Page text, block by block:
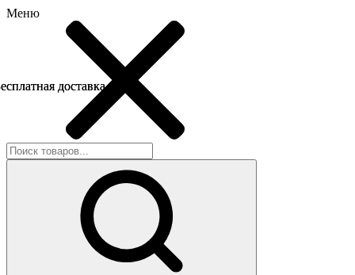
Меню
доставка
доставка